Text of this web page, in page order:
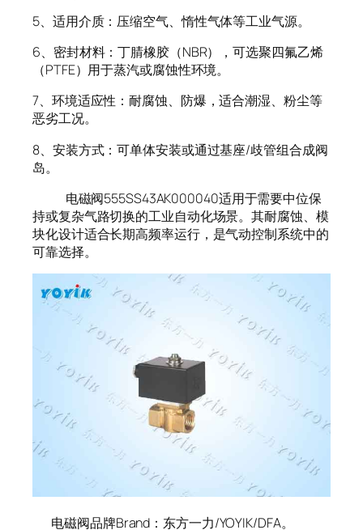
5、适用介质：压缩空气、惰性气体等工业气源。
6、密封材料：丁腈橡胶（NBR），可选聚四氟乙烯
（PTFE）用于蒸汽或腐蚀性环境。
7、环境适应性：耐腐蚀、防爆，适合潮湿、粉尘等
恶劣工况。
8、安装方式：可单体安装或通过基座/歧管组合成阀
岛。
电磁阀555SS43AK000040适用于需要中位保
持或复杂气路切换的工业自动化场景。其耐腐蚀、模
块化设计适合长期高频率运行，是气动控制系统中的
可靠选择。
电磁阀品牌Brand：东方一力/YOYIK/DFA。